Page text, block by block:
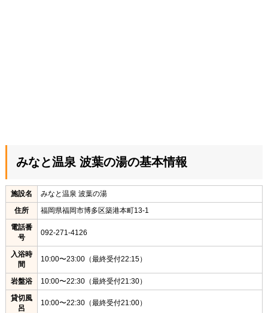
みなと温泉 波葉の湯の基本情報
施設名
みなと温泉 波葉の湯
住所
福岡県福岡市博多区築港本町13-1
電話番
号
092-271-4126
入浴時
間
10:00〜23:00（最終受付22:15）
岩盤浴
10:00〜22:30（最終受付21:30）
貸切風
呂
10:00〜22:30（最終受付21:00）